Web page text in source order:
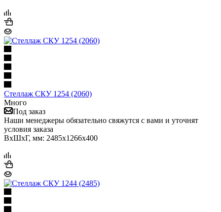
Стеллаж СКУ 1254 (2060)
Много
Под заказ
Наши менеджеры обязательно свяжутся с вами и уточнят
условия заказа
ВхШхГ, мм: 2485x1266x400